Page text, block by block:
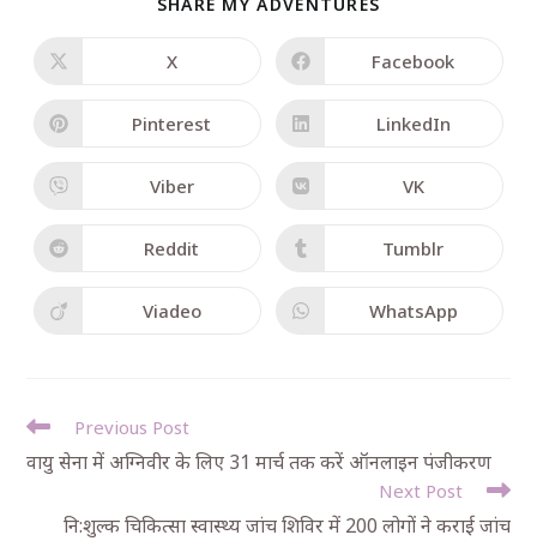
X Facebook
Pinterest LinkedIn
Viber VK
Reddit Tumblr
Viadeo WhatsApp
Previous Post
वायु सेना में अग्निवीर के लिए 31 मार्च तक करें ऑनलाइन पंजीकरण
Next Post
नि:शुल्क चिकित्सा स्वास्थ्य जांच शिविर में 200 लोगों ने कराई जांच